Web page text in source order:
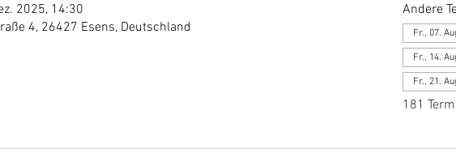
2025, 14:30
4, 26427 Esens, Deutschland
Andere
Fr., 07.
Fr., 14.
Fr., 21.
181